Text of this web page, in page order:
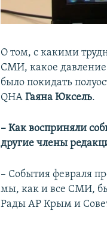
О том, с какими
СМИ, какое давление
было покидать
QHAГаяна Юксель.
– Как восприняли
другие члены
– События февраля
мы, как и все СМИ,
Рады АР Крым и